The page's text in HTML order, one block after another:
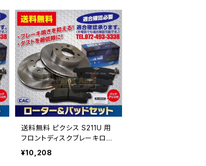
送料無料 ピクシス S211U 用
フロントディスクブレーキロー
タ.パッドセット PA512 （ＣＡ
Ｃ）/専用グリス付車体番号必
¥10,208